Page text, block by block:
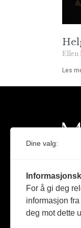
Ellen
Les
Dine valg:
For å gi deg
informasjon
deg mot dette